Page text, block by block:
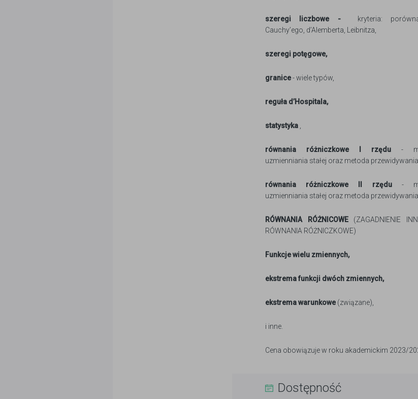
szeregi liczbowe -kryteria:
Cauchy’ego, d’Alemberta, Leibnitza,
szeregi potęgowe,
granice- wiele typów,
reguła d’Hospitala,
statystyka
równania różniczkowe I rzędu -
uzmienniania stałej oraz metoda przewidywania,
równania różniczkowe II rzędu-
uzmienniania stałej oraz metoda przewidywania,
RÓWNANIA RÓŻNICOWE(ZAGADNIENIE
RÓWNANIA RÓŻNICZKOWE)
Funkcje wielu zmiennych,
ekstrema funkcji dwóch zmiennych,
ekstrema warunkowe(związane),
i inne.
Cena obowiązuje w roku akademickim 2023/
Dostępność